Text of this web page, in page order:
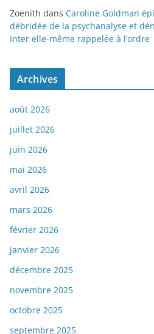
Zoenith dans Caroline Goldman
débridée de la psychanalyse et
Inter elle-même rappelée à l’ordre
Archives
août 2026
juillet 2026
juin 2026
mai 2026
avril 2026
mars 2026
février 2026
janvier 2026
décembre 2025
novembre 2025
octobre 2025
septembre 2025